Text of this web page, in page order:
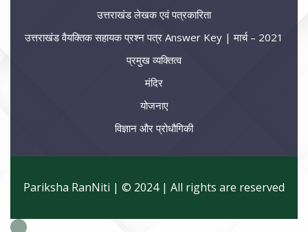
उत्तराखंड लेखक एवं पत्रकारिता
उत्तराखंड वैयक्तिक सहायक प्रश्न पत्र Answer Key | मार्च – 2021
प्रमुख व्यक्तित्व
मंदिर
योजनाए
विज्ञान और प्रोधौगिकी
Pariksha RanNiti | © 2024 | All rights are reserved